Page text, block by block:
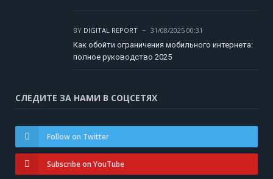
BY DIGITAL REPORT
31/08/2025 00:31
Как обойти ограничения мобильного интернета:
полное руководство 2025
СЛЕДИТЕ ЗА НАМИ В СОЦСЕТЯХ
Follow on Twitter
Subscribe on YouTube